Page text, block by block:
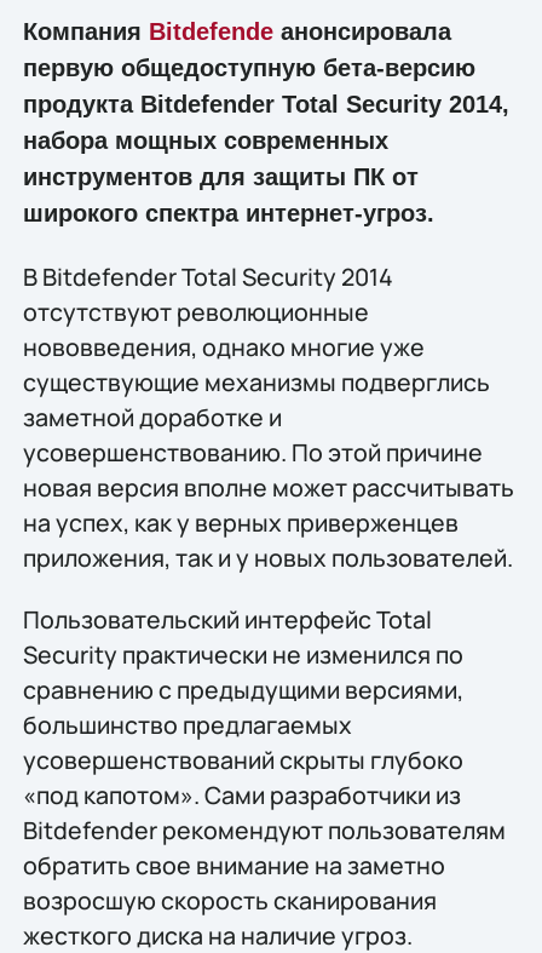
Компания Bitdefendeанонсировала
первую общедоступную бета-версию
продукта Bitdefender Total Security 2014,
набора мощных современных
инструментов для защиты ПК от
широкого спектра интернет-угроз.
В Bitdefender Total Security 2014
отсутствуют революционные
нововведения, однако многие уже
существующие механизмы подверглись
заметной доработке и
усовершенствованию. По этой причине
новая версия вполне может рассчитывать
на успех, как у верных приверженцев
приложения, так и у новых пользователей.
Пользовательский интерфейс Total
Security практически не изменился по
сравнению с предыдущими версиями,
большинство предлагаемых
усовершенствований скрыты глубоко
«под капотом». Сами разработчики из
Bitdefender рекомендуют пользователям
обратить свое внимание на заметно
возросшую скорость сканирования
жесткого диска на наличие угроз.